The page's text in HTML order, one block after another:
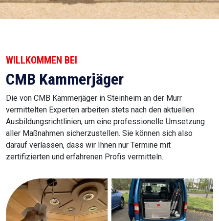
WILLKOMMEN BEI
CMB Kammerjäger
Die von CMB Kammerjäger in Steinheim an der Murr
vermittelten Experten arbeiten stets nach den aktuellen
Ausbildungsrichtlinien, um eine professionelle Umsetzung
aller Maßnahmen sicherzustellen. Sie können sich also
darauf verlassen, dass wir Ihnen nur Termine mit
zertifizierten und erfahrenen Profis vermitteln.